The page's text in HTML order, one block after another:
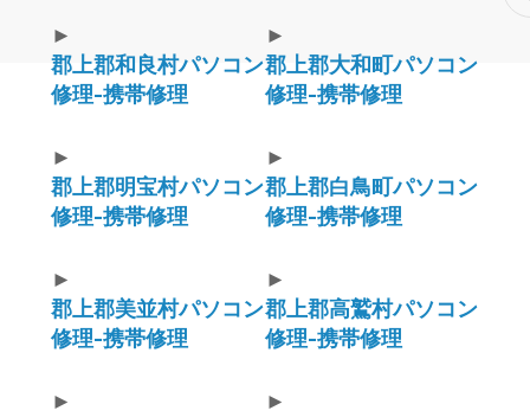
►
郡上郡和良村パソコン
修理-携帯修理
►
郡上郡大和町パソコン
修理-携帯修理
►
郡上郡明宝村パソコン
修理-携帯修理
►
郡上郡白鳥町パソコン
修理-携帯修理
►
郡上郡美並村パソコン
修理-携帯修理
►
郡上郡高鷲村パソコン
修理-携帯修理
►
►